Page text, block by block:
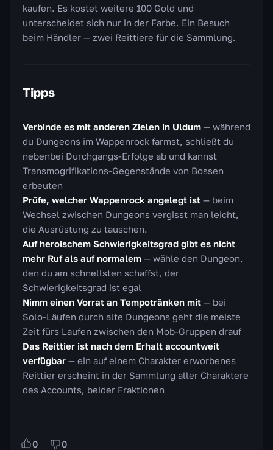
kaufen. Es kostet weitere 100 Gold und
unterscheidet sich nur in der Farbe. Ein Besuch
beim Händler — zwei Reittiere für die Sammlung.
Tipps
Verbinde es mit anderen Zielen in Uldum — während
du Dungeons im Wappenrock farmst, schließt du
nebenbei Durchgangs-Erfolge ab und kannst
Transmogrifikations-Gegenstände von Bossen
erbeuten
Prüfe, welcher Wappenrock angelegt ist — beim
Wechsel zwischen Dungeons vergisst man leicht,
die Ausrüstung zu tauschen.
Auf heroischem Schwierigkeitsgrad gibt es nicht
mehr Ruf als auf normalem — wähle den Dungeon,
den du am schnellsten schaffst, der
Schwierigkeitsgrad ist egal
Nimm einen Vorrat an Tempotränken mit — bei
Solo-Läufen durch alte Dungeons geht die meiste
Zeit fürs Laufen zwischen den Mob-Gruppen drauf
Das Reittier ist nach dem Erhalt accountweit
verfügbar — ein auf einem Charakter erworbenes
Reittier erscheint in der Sammlung aller Charaktere
des Accounts, beider Fraktionen
0 0